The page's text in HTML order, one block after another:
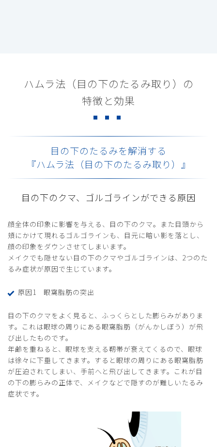
ハムラ法（目の下のたるみ取り）の
特徴と効果
目の下のたるみを解消する
『ハムラ法（目の下のたるみ取り）』
目の下のクマ、ゴルゴラインができる原因
顔全体の印象に影響を与える、目の下のクマ。また目頭から
頬にかけて現れるゴルゴラインも、目元に暗い影を落とし、
顔の印象をダウンさせてしまいます。
メイクでも隠せない目の下のクマやゴルゴラインは、2つのた
るみ症状が原因で生じています。
原因1 眼窩脂肪の突出
目の下のクマをよく見ると、ふっくらとした膨らみがありま
す。これは眼球の周りにある眼窩脂肪（がんかしぼう）が飛
び出したものです。
年齢を重ねると、眼球を支える靭帯が衰えてくるので、眼球
は徐々に下垂してきます。すると眼球の周りにある眼窩脂肪
が圧迫されてしまい、手前へと飛び出してきます。これが目
の下の膨らみの正体で、メイクなどで隠すのが難しいたるみ
症状です。